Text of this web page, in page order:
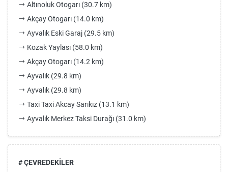
Altınoluk Otogarı (30.7 km)
Akçay Otogarı (14.0 km)
Ayvalık Eski Garaj (29.5 km)
Kozak Yaylası (58.0 km)
Akçay Otogarı (14.2 km)
Ayvalık (29.8 km)
Ayvalık (29.8 km)
Taxi Taxi Akcay Sarıkız (13.1 km)
Ayvalık Merkez Taksi Durağı (31.0 km)
# ÇEVREDEKİLER